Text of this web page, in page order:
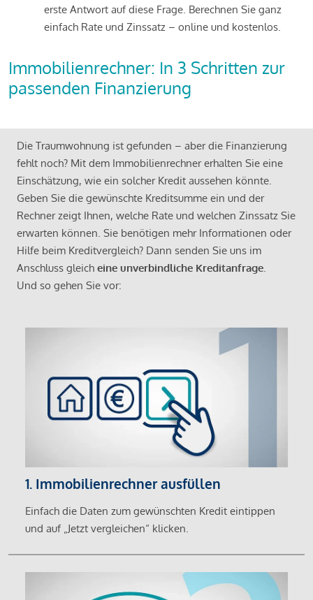
erste Antwort auf diese Frage. Berechnen Sie ganz
einfach Rate und Zinssatz – online und kostenlos.
Immobilienrechner: In 3 Schritten zur
passenden Finanzierung
Die Traumwohnung ist gefunden – aber die Finanzierung
fehlt noch? Mit dem Immobilienrechner erhalten Sie eine
Einschätzung, wie ein solcher Kredit aussehen könnte.
Geben Sie die gewünschte Kreditsumme ein und der
Rechner zeigt Ihnen, welche Rate und welchen Zinssatz Sie
erwarten können. Sie benötigen mehr Informationen oder
Hilfe beim Kreditvergleich? Dann senden Sie uns im
Anschluss gleich eine unverbindliche Kreditanfrage.
Und so gehen Sie vor:
1. Immobilienrechner ausfüllen
Einfach die Daten zum gewünschten Kredit eintippen
und auf „Jetzt vergleichen“ klicken.